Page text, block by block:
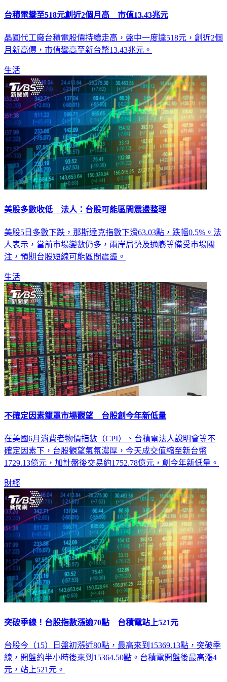
台積電攀至518元創近2個月高 市值13.43兆元
晶圓代工廠台積電股價持續走高，盤中一度達518元，創近2個
月新高價，市值攀高至新台幣13.43兆元。
生活
美股多數收低 法人：台股可能區間震盪整理
美股5日多數下跌，那斯達克指數下滑63.03點，跌幅0.5%。法
人表示，當前市場變數仍多，兩岸局勢及通膨等備受市場關
注，預期台股短線可能區間震盪。
生活
不確定因素籠罩市場觀望 台股創今年新低量
在美國6月消費者物價指數（CPI）、台積電法人說明會等不
確定因素下，台股觀望氣氛濃厚，今天成交值縮至新台幣
1729.13億元，加計盤後交易約1752.78億元，創今年新低量。
財經
突破季線！台股指數漲逾70點 台積電站上521元
台股今（15）日盤初漲近80點，最高來到15369.13點，突破季
線，開盤約半小時後來到15364.50點。台積電開盤後最高漲4
元，站上521元。